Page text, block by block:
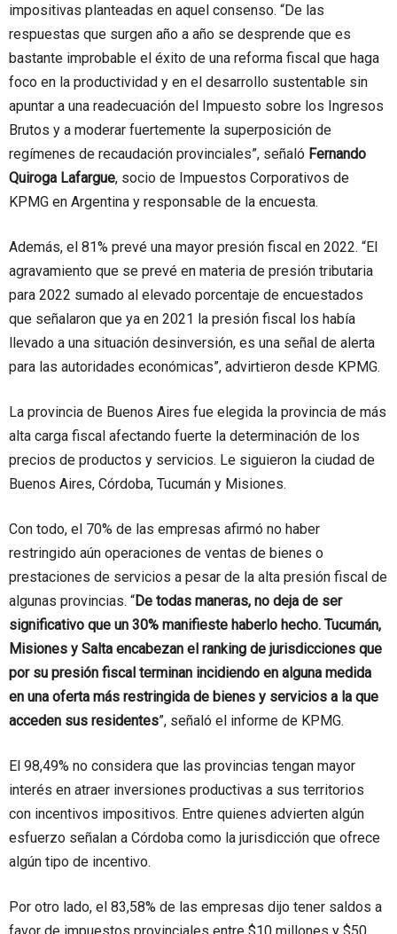
impositivas planteadas en aquel consenso. “De las
respuestas que surgen año a año se desprende que es
bastante improbable el éxito de una reforma fiscal que haga
foco en la productividad y en el desarrollo sustentable sin
apuntar a una readecuación del Impuesto sobre los Ingresos
Brutos y a moderar fuertemente la superposición de
regímenes de recaudación provinciales”, señaló Fernando
Quiroga Lafargue, socio de Impuestos Corporativos de
KPMG en Argentina y responsable de la encuesta.
Además, el 81% prevé una mayor presión fiscal en 2022. “El
agravamiento que se prevé en materia de presión tributaria
para 2022 sumado al elevado porcentaje de encuestados
que señalaron que ya en 2021 la presión fiscal los había
llevado a una situación desinversión, es una señal de alerta
para las autoridades económicas”, advirtieron desde KPMG.
La provincia de Buenos Aires fue elegida la provincia de más
alta carga fiscal afectando fuerte la determinación de los
precios de productos y servicios. Le siguieron la ciudad de
Buenos Aires, Córdoba, Tucumán y Misiones.
Con todo, el 70% de las empresas afirmó no haber
restringido aún operaciones de ventas de bienes o
prestaciones de servicios a pesar de la alta presión fiscal de
algunas provincias. “De todas maneras, no deja de ser
significativo que un 30% manifieste haberlo hecho. Tucumán,
Misiones y Salta encabezan el ranking de jurisdicciones que
por su presión fiscal terminan incidiendo en alguna medida
en una oferta más restringida de bienes y servicios a la que
acceden sus residentes”, señaló el informe de KPMG.
El 98,49% no considera que las provincias tengan mayor
interés en atraer inversiones productivas a sus territorios
con incentivos impositivos. Entre quienes advierten algún
esfuerzo señalan a Córdoba como la jurisdicción que ofrece
algún tipo de incentivo.
Por otro lado, el 83,58% de las empresas dijo tener saldos a